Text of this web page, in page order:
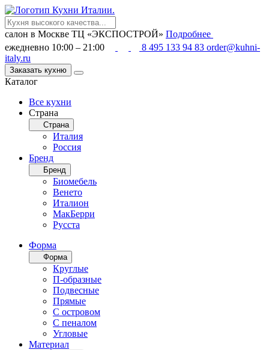
салон в Москве ТЦ «ЭКСПОСТРОЙ» Подробнее
ежедневно 10:00 – 21:00
8 495 133 94 83 order@kuhni-
italy.ru
Заказать кухню
Каталог
Все кухни
Страна
Страна
Италия
Россия
Бренд
Бренд
Биомебель
Венето
Италион
МакБерри
Русста
Форма
Форма
Круглые
П-образные
Подвесные
Прямые
С островом
С пеналом
Угловые
Материал